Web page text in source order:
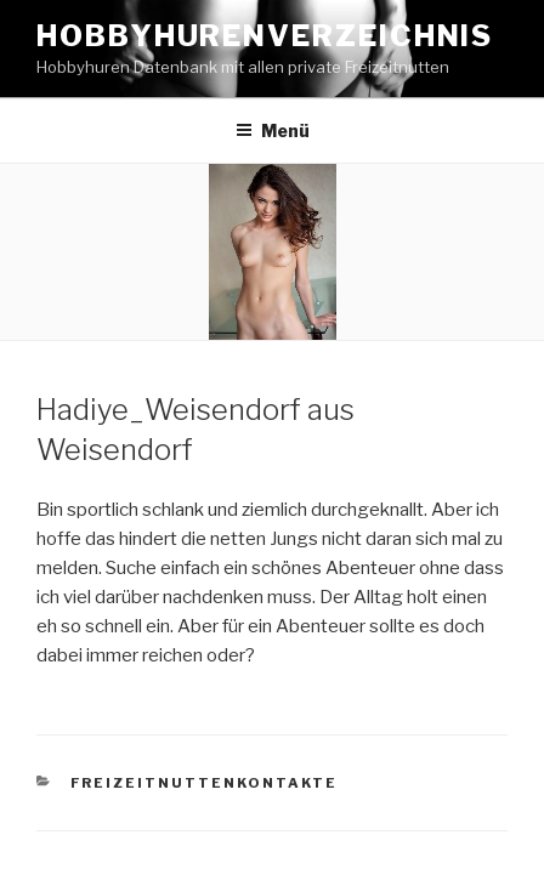
Inhalt
springen
HOBBYHURENVERZEICHNIS
Hobbyhuren Datenbank mit allen private Freizeitnutten
Menü
Hadiye_Weisendorf aus
Weisendorf
Bin sportlich schlank und ziemlich durchgeknallt. Aber ich
hoffe das hindert die netten Jungs nicht daran sich mal zu
melden. Suche einfach ein schönes Abenteuer ohne dass
ich viel darüber nachdenken muss. Der Alltag holt einen
eh so schnell ein. Aber für ein Abenteuer sollte es doch
dabei immer reichen oder?
KATEGORIEN
FREIZEITNUTTENKONTAKTE